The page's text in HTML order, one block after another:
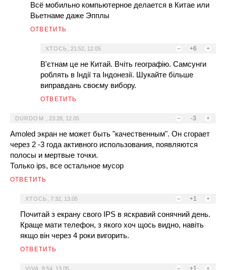
Всё мобильно компьютерное делается в Китае или
Вьетнаме даже Эпплы
ОТВЕТИТЬ
– +6 +
ХТОСЬ 21:52, 12.05
В'єтнам це не Китай. Вчіть географію. Самсунги
роблять в Індії та Індонезії. Шукайте більше
виправдань своєму вибору.
ОТВЕТИТЬ
– -3 +
DURDOM 23:28, 12.05
Amoled экран не может быть "качественным". Он сгорает
через 2 -3 года активного использования, появляются
полосы и мертвые точки.
Только ips, все остальное мусор
ОТВЕТИТЬ
– +1 +
ХТОСЬ 7:32, 13.05
Почитай з екрану свого IPS в яскравий сонячний день.
Краще мати телефон, з якого хоч щось видно, навіть
якщо він через 4 роки вигорить.
ОТВЕТИТЬ
– +1 +
VIVA ,8:54, 13.05